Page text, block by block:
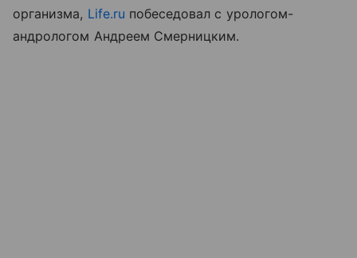
организма, Life.ru побеседовал с урологом-
андрологом Андреем Смерницким.